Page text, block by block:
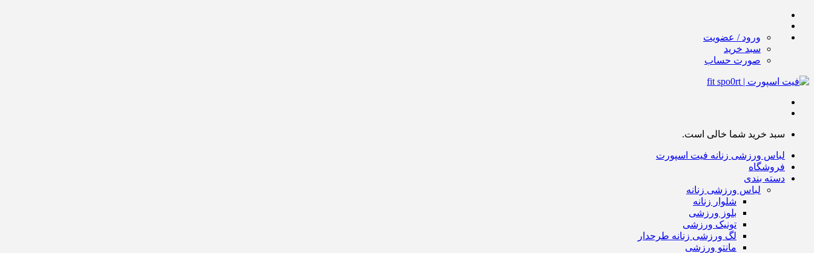
ورود / عضویت
سبد خرید
صورت حساب
سبد خرید شما خالی است.
لباس ورزشی زنانه فیت اسپورت
فروشگاه
دسته بندی
لباس ورزشی زنانه
شلوار زنانه
بلوز ورزشی
تونیک ورزشی
لگ ورزشی زنانه طرحدار
مانتو ورزشی